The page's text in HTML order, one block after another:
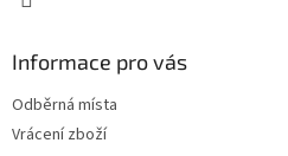
Informace pro vás
Odběrná místa
Vrácení zboží